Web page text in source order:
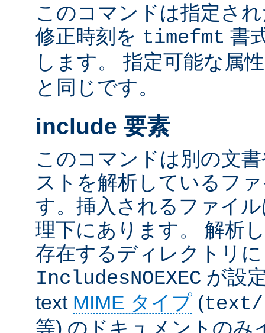
このコマンドは指定さ
修正時刻を timefmt 書
します。 指定可能な属
と同じです。
include 要素
このコマンドは別の文
ストを解析しているフ
す。挿入されるファイ
理下にあります。 解析
存在するディレクトリ
IncludesNOEXEC が設
text MIME タイプ (
等) のドキュメントのみ